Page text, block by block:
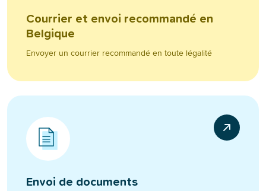
Courrier et envoi recommandé en
Belgique
Envoyer un courrier recommandé en toute légalité
Envoi de documents